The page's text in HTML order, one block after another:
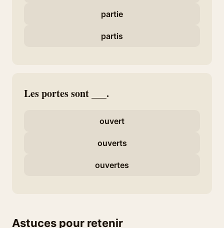
partie
partis
Les portes sont ___.
ouvert
ouverts
ouvertes
Astuces pour retenir